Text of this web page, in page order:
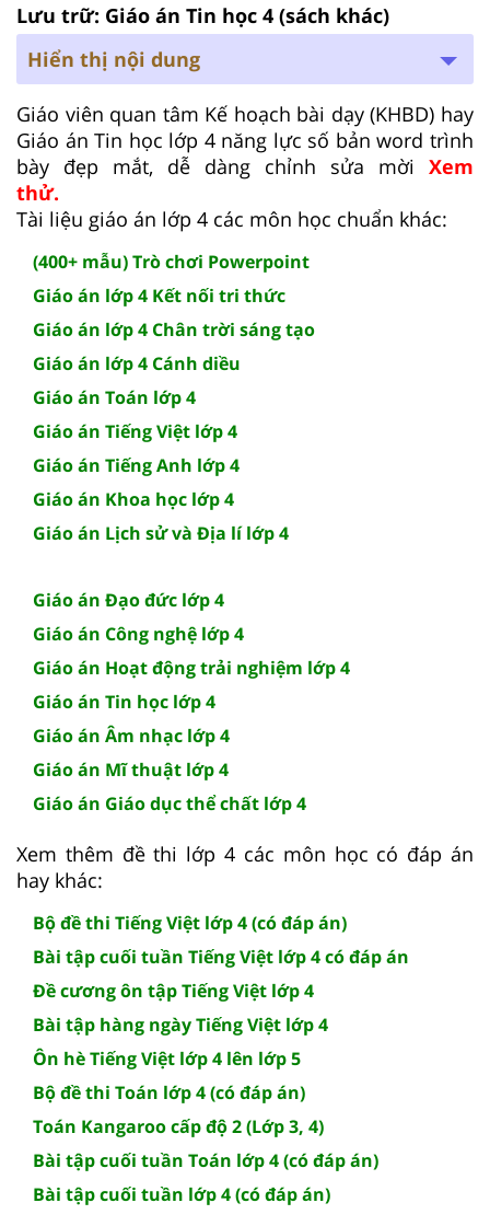
Lưu trữ: Giáo án Tin học 4 (sách khác)
Hiển thị nội dung
Giáo viên quan tâm Kế hoạch bài dạy (KHBD) hay
Giáo án Tin học lớp 4 năng lực số bản word trình
bày đẹp mắt, dễ dàng chỉnh sửa mời Xem
thử.
Tài liệu giáo án lớp 4 các môn học chuẩn khác:
(400+ mẫu) Trò chơi Powerpoint
Giáo án lớp 4 Kết nối tri thức
Giáo án lớp 4 Chân trời sáng tạo
Giáo án lớp 4 Cánh diều
Giáo án Toán lớp 4
Giáo án Tiếng Việt lớp 4
Giáo án Tiếng Anh lớp 4
Giáo án Khoa học lớp 4
Giáo án Lịch sử và Địa lí lớp 4
Giáo án Đạo đức lớp 4
Giáo án Công nghệ lớp 4
Giáo án Hoạt động trải nghiệm lớp 4
Giáo án Tin học lớp 4
Giáo án Âm nhạc lớp 4
Giáo án Mĩ thuật lớp 4
Giáo án Giáo dục thể chất lớp 4
Xem thêm đề thi lớp 4 các môn học có đáp án
hay khác:
Bộ đề thi Tiếng Việt lớp 4 (có đáp án)
Bài tập cuối tuần Tiếng Việt lớp 4 có đáp án
Đề cương ôn tập Tiếng Việt lớp 4
Bài tập hàng ngày Tiếng Việt lớp 4
Ôn hè Tiếng Việt lớp 4 lên lớp 5
Bộ đề thi Toán lớp 4 (có đáp án)
Toán Kangaroo cấp độ 2 (Lớp 3, 4)
Bài tập cuối tuần Toán lớp 4 (có đáp án)
Bài tập cuối tuần lớp 4 (có đáp án)